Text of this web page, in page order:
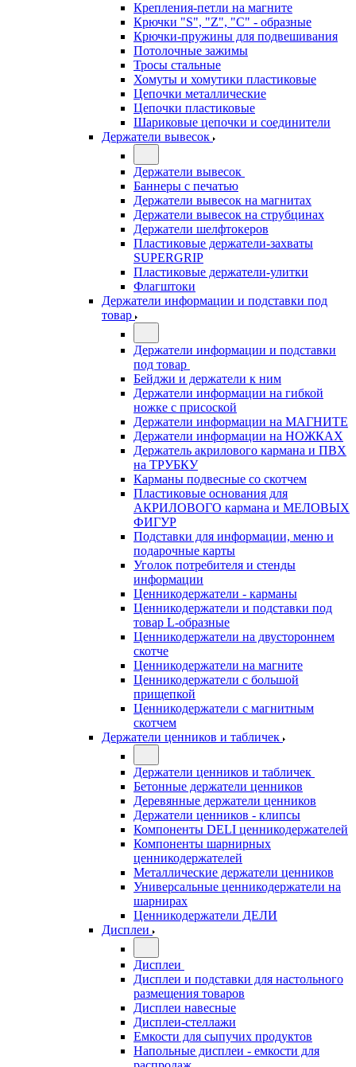
Крепления-петли на магните
Крючки "S", "Z", "C" - образные
Крючки-пружины для подвешивания
Потолочные зажимы
Тросы стальные
Хомуты и хомутики пластиковые
Цепочки металлические
Цепочки пластиковые
Шариковые цепочки и соединители
Держатели вывесок
Держатели вывесок
Баннеры с печатью
Держатели вывесок на магнитах
Держатели вывесок на струбцинах
Держатели шелфтокеров
Пластиковые держатели-захваты
SUPERGRIP
Пластиковые держатели-улитки
Флагштоки
Держатели информации и подставки под
товар
Держатели информации и подставки
под товар
Бейджи и держатели к ним
Держатели информации на гибкой
ножке с присоской
Держатели информации на МАГНИТЕ
Держатели информации на НОЖКАХ
Держатель акрилового кармана и ПВХ
на ТРУБКУ
Карманы подвесные со скотчем
Пластиковые основания для
АКРИЛОВОГО кармана и МЕЛОВЫХ
ФИГУР
Подставки для информации, меню и
подарочные карты
Уголок потребителя и стенды
информации
Ценникодержатели - карманы
Ценникодержатели и подставки под
товар L-образные
Ценникодержатели на двустороннем
скотче
Ценникодержатели на магните
Ценникодержатели с большой
прищепкой
Ценникодержатели с магнитным
скотчем
Держатели ценников и табличек
Держатели ценников и табличек
Бетонные держатели ценников
Деревянные держатели ценников
Держатели ценников - клипсы
Компоненты DELI ценникодержателей
Компоненты шарнирных
ценникодержателей
Металлические держатели ценников
Универсальные ценникодержатели на
шарнирах
Ценникодержатели ДЕЛИ
Дисплеи
Дисплеи
Дисплеи и подставки для настольного
размещения товаров
Дисплеи навесные
Дисплеи-стеллажи
Емкости для сыпучих продуктов
Напольные дисплеи - емкости для